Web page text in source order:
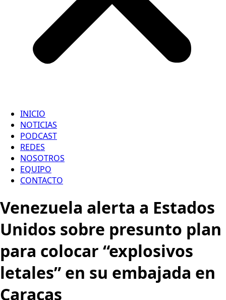
INICIO
NOTICIAS
PODCAST
REDES
NOSOTROS
EQUIPO
CONTACTO
Venezuela alerta a Estados
Unidos sobre presunto plan
para colocar “explosivos
letales” en su embajada en
Caracas